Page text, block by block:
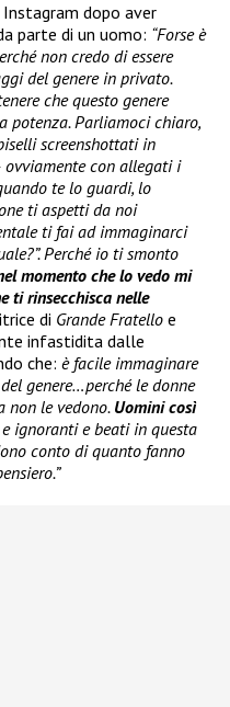
dopo aver
parte di un uomo: “Forse è
non credo di essere
del genere in privato.
che questo genere
potenza. Parliamoci chiaro,
screenshottati in
con allegati i
te lo guardi, lo
ti aspetti da noi
ti fai ad immaginarci
Perché io ti smonto
momento che lo vedo mi
ti rinsecchisca nelle
di Grande Fratello e
infastidita dalle
che: è facile immaginare
genere…perché le donne
non le vedono. Uomini così
ignoranti e beati in questa
conto di quanto fanno